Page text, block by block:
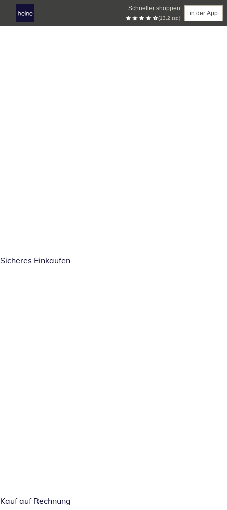
Schneller shoppen
(13.2 tsd)
in der App
Sicheres Einkaufen
Kauf auf Rechnung